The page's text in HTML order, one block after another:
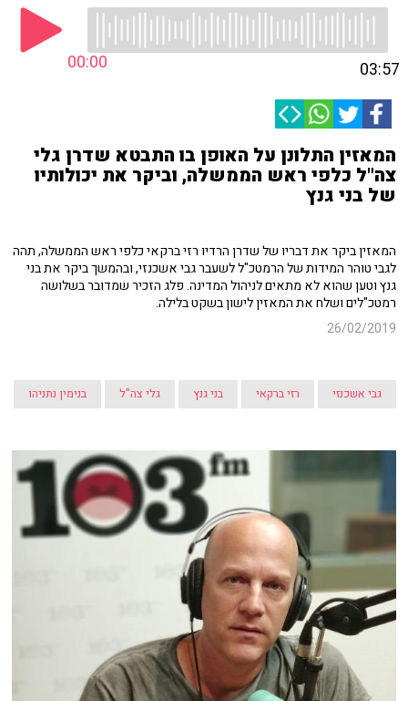
00:00 03:57
המאזין התלונן על האופן בו התבטא שדרן גלי
צה"ל כלפי ראש הממשלה, וביקר את יכולותיו
של בני גנץ
המאזין ביקר את דבריו של שדרן הרדיו רזי ברקאי כלפי ראש הממשלה, תהה
לגבי טוהר המידות של הרמטכ"ל לשעבר גבי אשכנזי, ובהמשך ביקר את בני
גנץ וטען שהוא לא מתאים לניהול המדינה. פלג הזכיר שמדובר בשלושה
רמטכ"לים ושלח את המאזין לישון בשקט בלילה.
26/02/2019
גבי אשכנזי רזי ברקאי בני גנץ גלי צה"ל בנימין נתניהו